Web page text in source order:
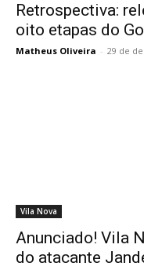
Retrospectiva:
oito etapas do
Matheus Oliveira - 29 de
Vila Nova
Anunciado! Vila
do atacante